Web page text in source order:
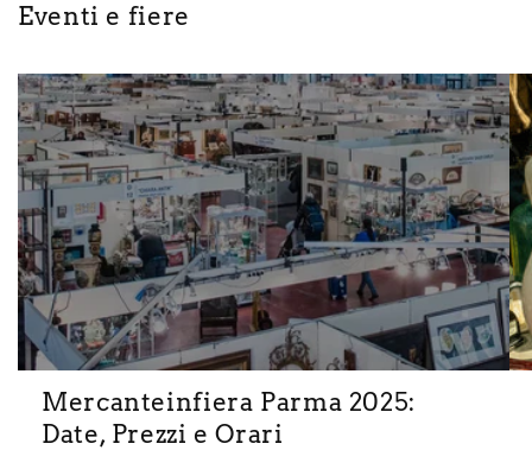
Eventi e fiere
Mercanteinfiera Parma 2025:
Date, Prezzi e Orari